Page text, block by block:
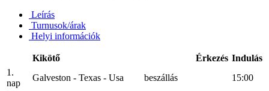
Leírás
Turnusok/árak
Helyi információk
Kikötő Érkezés Indulás
1.
nap
Galveston - Texas - Usa beszállás
15:00